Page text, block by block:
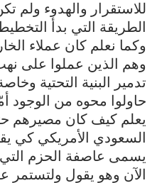
للاستقرار والهدوء ولم
وكما نعلم كان عملاء
وهم الذين عملوا على
تدمير البنية التحتية
حاولوا محوه من الوجود
يعلم كيف كان مصيرهم
السعودي الأمريكي كي
يسمى عاصفة الحزم
الآن وهو يقول ولتستمر